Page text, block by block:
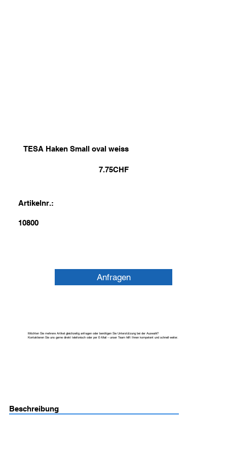
TESA Haken Small oval weiss
7.75CHF
Artikelnr.:
10800
Anfragen
Möchten Sie mehrere Artikel gleichzeitig anfragen oder benötigen Sie Unterstützung bei der Auswahl?
Kontaktieren Sie uns gerne direkt telefonisch oder per E-Mail – unser Team hilft Ihnen kompetent und schnell weiter.
Beschreibung